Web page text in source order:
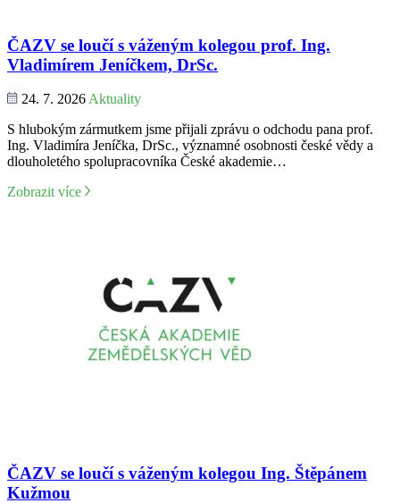
ČAZV se loučí s váženým kolegou prof. Ing.
Vladimírem Jeníčkem, DrSc.
24. 7. 2026 Aktuality
S hlubokým zármutkem jsme přijali zprávu o odchodu pana prof.
Ing. Vladimíra Jeníčka, DrSc., významné osobnosti české vědy a
dlouholetého spolupracovníka České akademie…
Zobrazit více
ČAZV se loučí s váženým kolegou Ing. Štěpánem
Kužmou